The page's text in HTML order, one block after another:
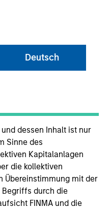
Deutsch
dessen Inhalt ist nur
Sinne des
Kapitalanlagen
die kollektiven
Übereinstimmung mit der
durch die
FINMA und die